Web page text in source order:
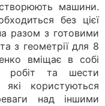
машини.
без цієї
разом з готовими
з геометрії для 8
вміщає в собі
робіт та шести
які користуються
над іншими